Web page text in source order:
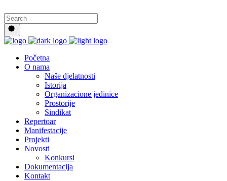
Početna
O nama
Naše djelatnosti
Istorija
Organizacione jedinice
Prostorije
Sindikat
Repertoar
Manifestacije
Projekti
Novosti
Konkursi
Dokumentacija
Kontakt